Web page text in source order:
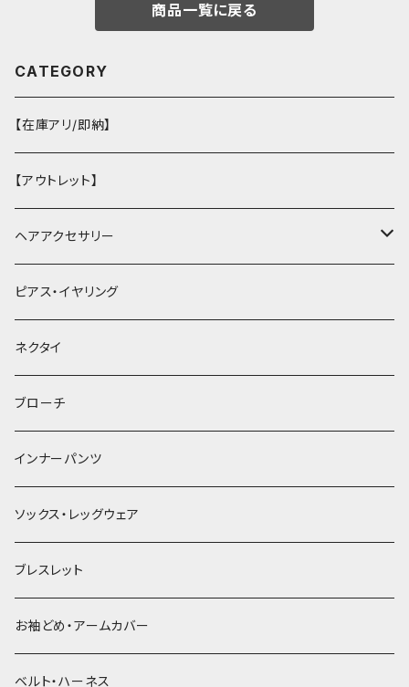
商品一覧に戻る
CATEGORY
【在庫アリ/即納】
【アウトレット】
ヘアアクセサリー
ヘアクリップ
ヘッドドレス・カチューシャ
ヘアゴム
簪
ピアス・イヤリング
ネクタイ
ブローチ
インナーパンツ
ソックス・レッグウェア
ブレスレット
お袖どめ・アームカバー
ベルト・ハーネス